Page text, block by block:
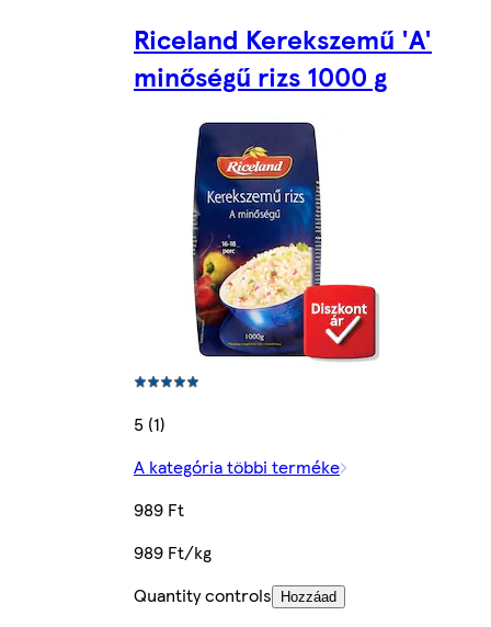
Riceland Kerekszemű 'A'
minőségű rizs 1000 g
5 (1)
A kategória többi terméke
989 Ft
989 Ft/kg
Quantity controls
Hozzáad